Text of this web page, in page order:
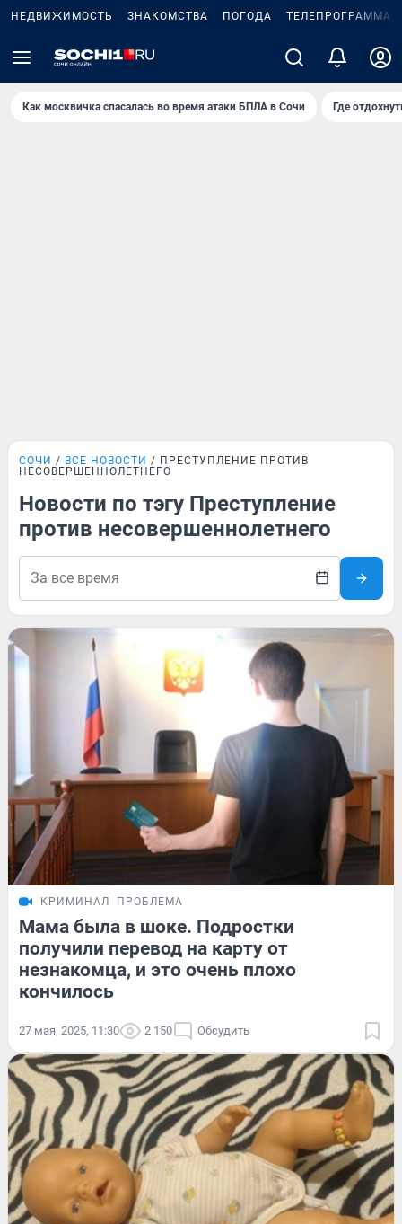
НЕДВИЖИМОСТЬ ЗНАКОМСТВА ПОГОДА ТЕЛЕПРОГРАММА
Как москвичка спасалась во время атаки БПЛА в Сочи Где
СОЧИ ВСЕ НОВОСТИ
ПРЕСТУПЛЕНИЕ ПРОТИВ
НЕСОВЕРШЕННОЛЕТНЕГО
Новости по тэгу Преступление
против несовершеннолетнего
КРИМИНАЛ ПРОБЛЕМА
Мама была в шоке. Подростки
получили перевод на карту от
незнакомца, и это очень плохо
кончилось
27 мая, 2025, 11:30 2 150 Обсудить